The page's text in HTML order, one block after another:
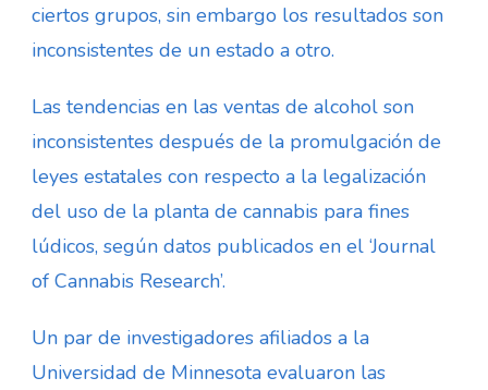
ciertos grupos, sin embargo los resultados son
inconsistentes de un estado a otro.
Las tendencias en las ventas de alcohol son
inconsistentes después de la promulgación de
leyes estatales con respecto a la legalización
del uso de la planta de cannabis para fines
lúdicos, según datos publicados en el ‘Journal
of Cannabis Research’.
Un par de investigadores afiliados a la
Universidad de Minnesota evaluaron las